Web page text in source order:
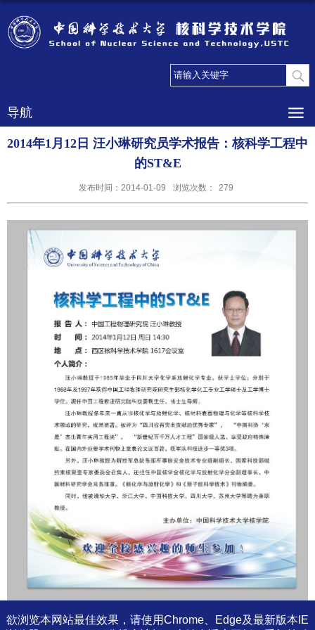
导航
2014年1月12日 汪小琳研究员学术报告：核科学工程中
的ST&E
发布时间：2014-01-09 浏览次数： 279
欲浏览本网站最佳效果，请使用Chrome、Edge及最新版本IE